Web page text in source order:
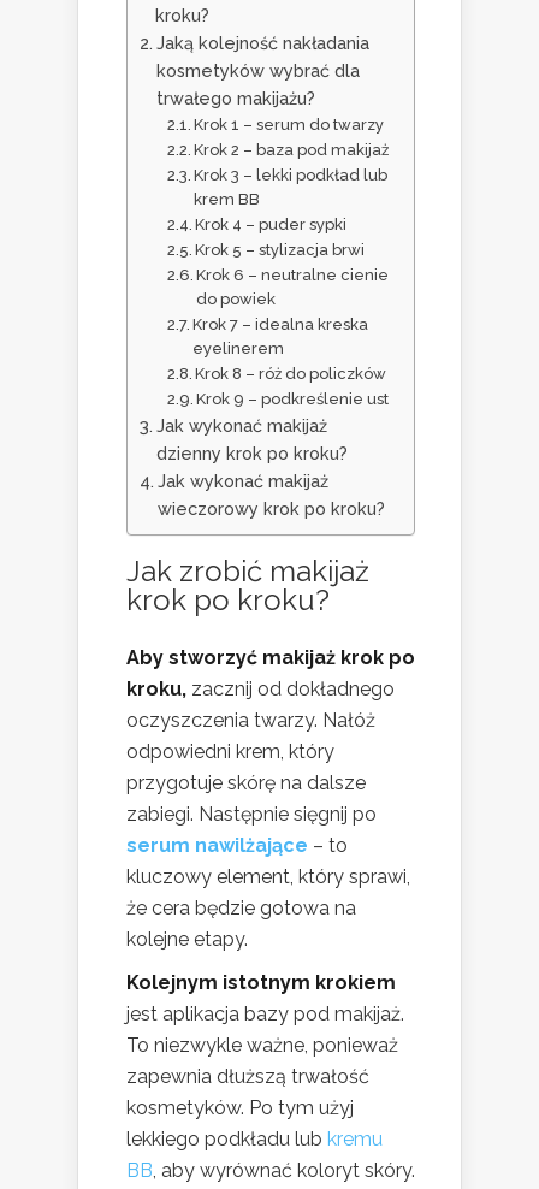
kroku?
Jaką kolejność nakładania
kosmetyków wybrać dla
trwałego makijażu?
Krok 1 – serum do twarzy
Krok 2 – baza pod makijaż
Krok 3 – lekki podkład lub
krem BB
Krok 4 – puder sypki
Krok 5 – stylizacja brwi
Krok 6 – neutralne cienie
do powiek
Krok 7 – idealna kreska
eyelinerem
Krok 8 – róż do policzków
Krok 9 – podkreślenie ust
Jak wykonać makijaż
dzienny krok po kroku?
Jak wykonać makijaż
wieczorowy krok po kroku?
Jak zrobić makijaż
krok po kroku?
Aby stworzyć makijaż krok po
kroku, zacznij od dokładnego
oczyszczenia twarzy. Nałóż
odpowiedni krem, który
przygotuje skórę na dalsze
zabiegi. Następnie sięgnij po
serum nawilżające – to
kluczowy element, który sprawi,
że cera będzie gotowa na
kolejne etapy.
Kolejnym istotnym krokiem
jest aplikacja bazy pod makijaż.
To niezwykle ważne, ponieważ
zapewnia dłuższą trwałość
kosmetyków. Po tym użyj
lekkiego podkładu lub kremu
BB, aby wyrównać koloryt skóry.